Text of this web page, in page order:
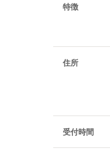
特徴
住所
受付時間